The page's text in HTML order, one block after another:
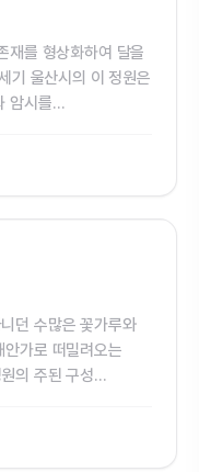
재를 형상화하여 달을
기 울산시의 이 정원은
암시를
던 수많은 꽃가루와
가로 떠밀려오는
의 주된 구성